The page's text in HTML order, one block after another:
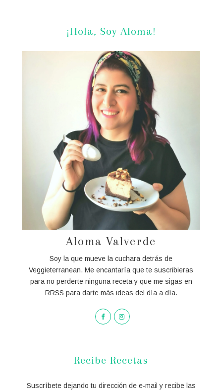
¡Hola, Soy Aloma!
Aloma Valverde
Soy la que mueve la cuchara detrás de
Veggieterranean. Me encantaría que te suscribieras
para no perderte ninguna receta y que me sigas en
RRSS para darte más ideas del día a día.
Recibe Recetas
Suscríbete dejando tu dirección de e-mail y recibe las